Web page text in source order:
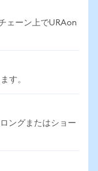
ェーン上でURAon
す。
ングまたはショー